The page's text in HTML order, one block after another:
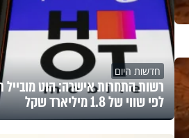
חדשות היום
רשות התחרות אישרה: הוט מובייל
לפי שווי של 1.8 מיליארד שקל